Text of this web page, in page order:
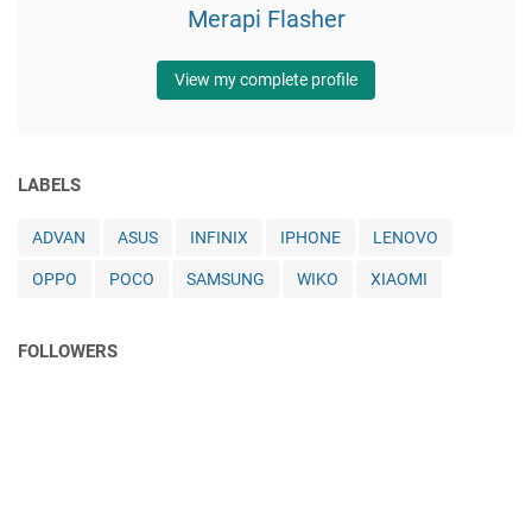
Merapi Flasher
View my complete profile
LABELS
ADVAN ASUS INFINIX IPHONE LENOVO
OPPO POCO SAMSUNG WIKO XIAOMI
FOLLOWERS